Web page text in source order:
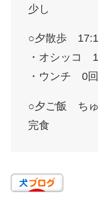
少し
○夕散歩
・オシッコ 1
・ウンチ 0回
○夕ご飯 ちゅ
完食